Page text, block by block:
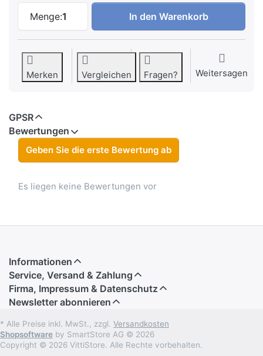
Menge:1
LEDLENSER Intelligent Clip Type C zu
In den Warenkorb
Merken Vergleichen Fragen? Weitersagen
GPSR
Bewertungen
Geben Sie die erste Bewertung ab
Es liegen keine Bewertungen vor
Informationen
Service, Versand & Zahlung
Firma, Impressum & Datenschutz
Newsletter abonnieren
* Alle Preise inkl. MwSt., zzgl. Versandkosten
Shopsoftware by SmartStore AG © 2026
Copyright © 2026 VittiStore. Alle Rechte vorbehalten.